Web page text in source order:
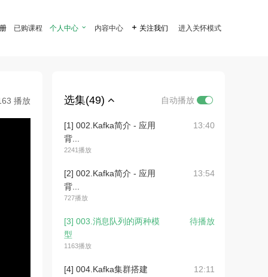
已购课程 个人中心  内容中心  关注我们 进入关怀模式
播放 选集(49) 自动播放
[1] 002.Kafka简介 - 应用
背...
2241播放
13:40
[2] 002.Kafka简介 - 应用
背...
727播放
13:54
[3] 003.消息队列的两种模
型
1163播放
待播放
[4] 004.Kafka集群搭建
12:11